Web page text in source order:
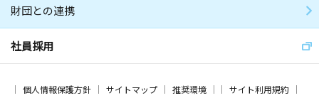
財団との連携
社員採用
個人情報保護方針 サイトマップ 推奨環境
サイト利用規約